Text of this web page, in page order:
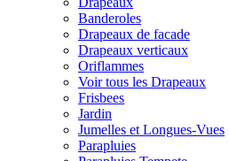
Banderoles
Drapeaux de facade
Drapeaux verticaux
Oriflammes
Voir tous les Drapeaux
Frisbees
Jardin
Jumelles et Longues-Vues
Parapluies